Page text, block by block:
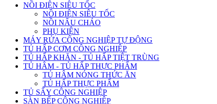
NỒI ĐIỆN SIÊU TỐC
NỒI ĐIỆN SIÊU TỐC
NỒI NẤU CHÁO
PHỤ KIỆN
MÁY RỬA CÔNG NGHIỆP TỰ ĐỘNG
TỦ HẤP CƠM CÔNG NGHIỆP
TỦ HẤP KHĂN - TỦ HẤP TIỆT TRÙNG
TỦ HÂM - TỦ HẤP THỰC PHẨM
TỦ HÂM NÓNG THỨC ĂN
TỦ HẤP THỰC PHẨM
TỦ SẤY CÔNG NGHIỆP
SÀN BẾP CÔNG NGHIỆP